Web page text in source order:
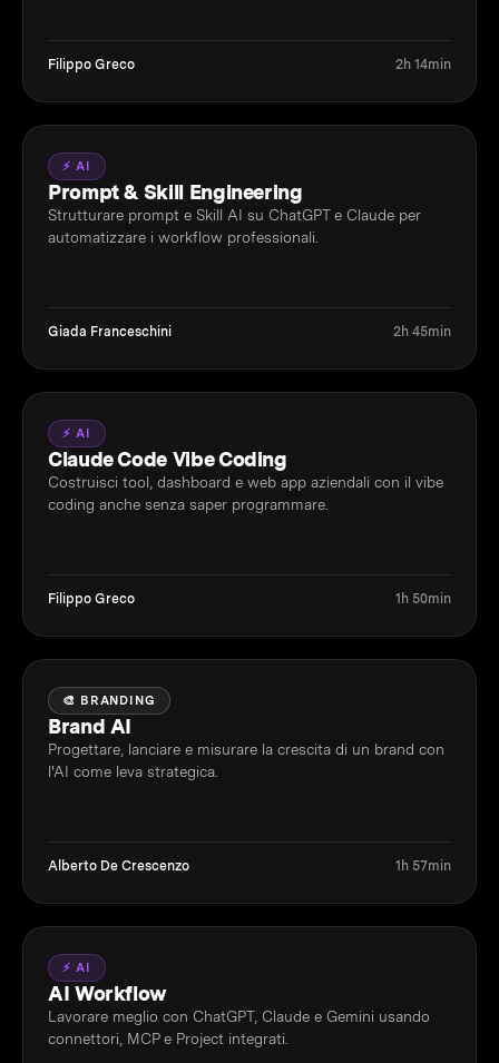
Filippo Greco 2h 14min
⚡ AI
Prompt & Skill Engineering
Strutturare prompt e Skill AI su ChatGPT e Claude per
automatizzare i workflow professionali.
Giada Franceschini 2h 45min
⚡ AI
Claude Code Vibe Coding
Costruisci tool, dashboard e web app aziendali con il vibe
coding anche senza saper programmare.
Filippo Greco 1h 50min
🎨 BRANDING
Brand AI
Progettare, lanciare e misurare la crescita di un brand con
l'AI come leva strategica.
Alberto De Crescenzo 1h 57min
⚡ AI
AI Workflow
Lavorare meglio con ChatGPT, Claude e Gemini usando
connettori, MCP e Project integrati.